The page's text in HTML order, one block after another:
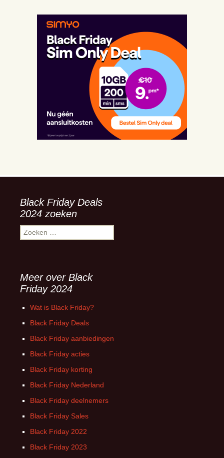
Black Friday Deals
2024 zoeken
Zoeken
naar:
Meer over Black
Friday 2024
Wat is Black Friday?
Black Friday Deals
Black Friday aanbiedingen
Black Friday acties
Black Friday korting
Black Friday Nederland
Black Friday deelnemers
Black Friday Sales
Black Friday 2022
Black Friday 2023